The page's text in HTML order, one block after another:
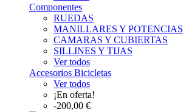
Componentes
RUEDAS
MANILLARES Y POTENCIAS
CAMARAS Y CUBIERTAS
SILLINES Y TIJAS
Ver todos
Accesorios Bicicletas
Ver todos
¡En oferta!
-200,00 €